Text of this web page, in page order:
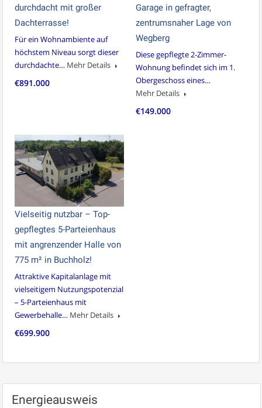
durchdacht mit großer
Dachterrasse!
Für ein Wohnambiente auf
höchstem Niveau sorgt dieser
durchdachte… Mehr Details
€891.000
Garage in gefragter,
zentrumsnaher Lage von
Wegberg
Diese gepflegte 2-Zimmer-
Wohnung befindet sich im 1.
Obergeschoss eines…
Mehr Details
€149.000
Vielseitig nutzbar – Top-
gepflegtes 5-Parteienhaus
mit angrenzender Halle von
775 m² in Buchholz!
Attraktive Kapitalanlage mit
vielseitigem Nutzungspotenzial
– 5-Parteienhaus mit
Gewerbehalle… Mehr Details
€699.900
Energieausweis